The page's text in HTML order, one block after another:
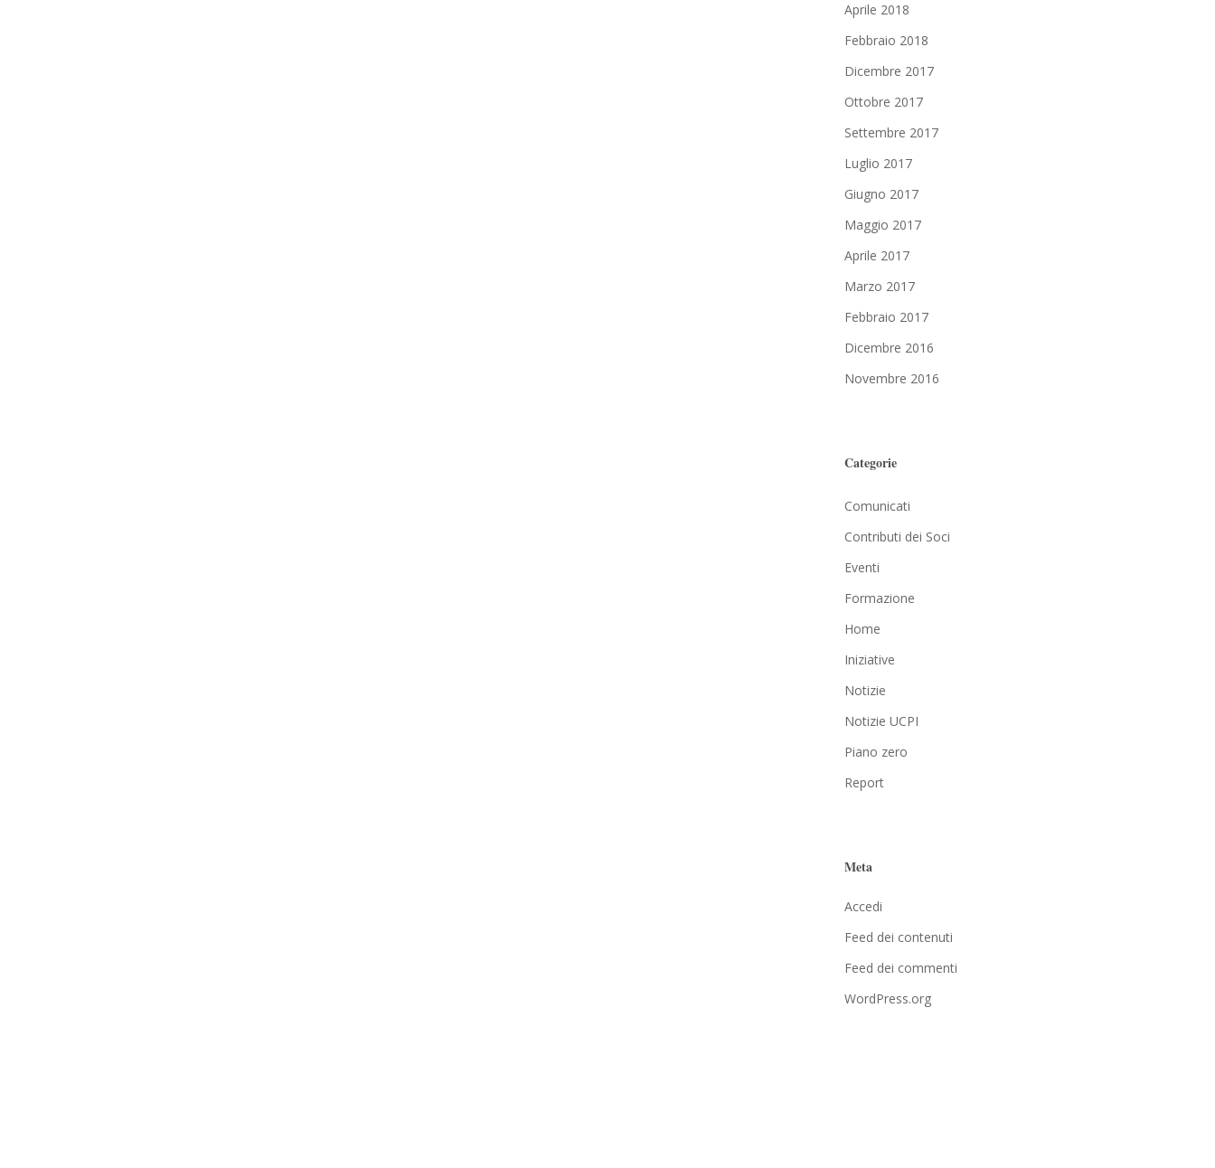
Aprile 2018
Febbraio 2018
Dicembre 2017
Ottobre 2017
Settembre 2017
Luglio 2017
Giugno 2017
Maggio 2017
Aprile 2017
Marzo 2017
Febbraio 2017
Dicembre 2016
Novembre 2016
Categorie
Comunicati
Contributi dei Soci
Eventi
Formazione
Home
Iniziative
Notizie
Notizie UCPI
Piano zero
Report
Meta
Accedi
Feed dei contenuti
Feed dei commenti
WordPress.org